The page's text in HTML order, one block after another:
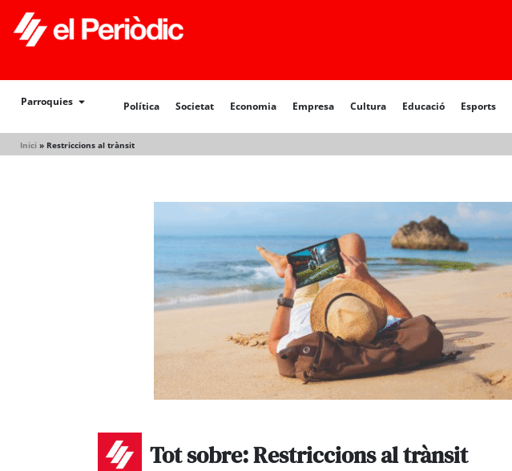
Parroquies Política Societat Economia Empresa Cultura Educació Esports
Inici » Restriccions al trànsit
Política Societat
Tot sobre: Restriccions al trànsit